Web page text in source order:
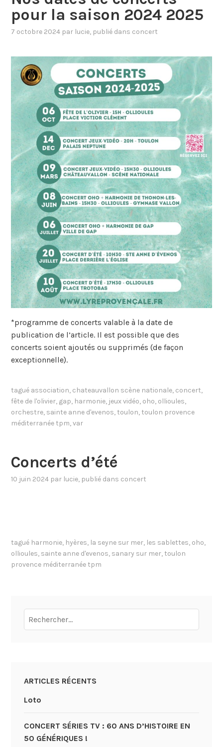
pour la saison 2024 2025
7 octobre 2024 par lucie, publié dans concert
*programme de concerts valable à la date de
publication de l’article. Il est possible que des
concerts soient ajoutés ou supprimés (de façon
exceptionnelle).
tagué association, chateauvallon scène nationale, concert,
fête de l'olivier, gap, harmonie, jeux vidéo, oho, ollioules,
orchestre, sainte anne d'evenos, toulon, toulon provence
méditerranée tpm,var
Concerts d’été
10 juin 2024 par lucie, publié dans concert
tagué harmonie, hyères, la seyne sur mer, les sablettes, oho,
ollioules, sainte anne d'evenos, sanary sur mer, toulon
provence méditerranée tpm
ARTICLES RÉCENTS
Loto
CONCERT SÉRIES TV : 60 ANS D’HISTOIRE EN
50 GÉNÉRIQUES !